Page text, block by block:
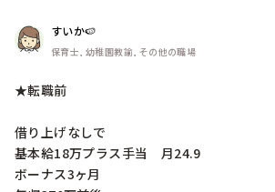
すいか🍉
保育士, 幼稚園教諭, その他の職場
★転職前
借り上げなしで
基本給18万プラス手当　月24.9
ボーナス3ヶ月